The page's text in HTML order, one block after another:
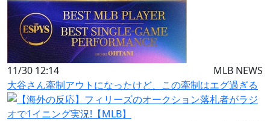
11/30 12:14
MLB NEWS
大谷さん牽制アウトになったけど、この牽制はエグ過ぎる